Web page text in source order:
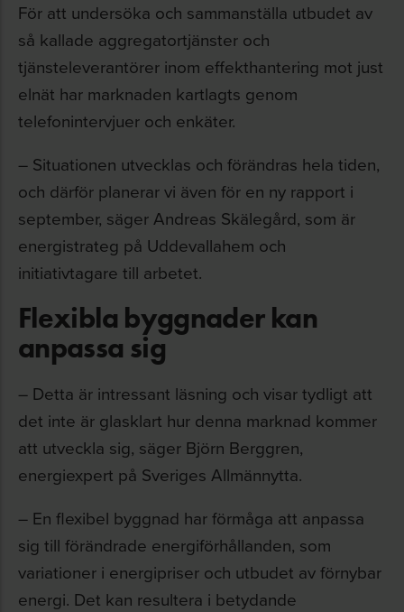
För att undersöka och sammanställa utbudet av
så kallade aggregatortjänster och
tjänsteleverantörer inom effekthantering mot just
elnät har marknaden kartlagts genom
telefonintervjuer och enkäter.
– Situationen utvecklas och förändras hela tiden,
och därför planerar vi även för en ny rapport i
september, säger Andreas Skälegård, som är
energistrateg på Uddevallahem och
initiativtagare till arbetet.
Flexibla byggnader kan
anpassa sig
– Detta är intressant läsning och visar tydligt att
det inte är glasklart hur denna marknad kommer
att utveckla sig, säger Björn Berggren,
energiexpert på Sveriges Allmännytta.
– En flexibel byggnad har förmåga att anpassa
sig till förändrade energiförhållanden, som
variationer i energipriser och utbudet av förnybar
energi. Det kan resultera i betydande